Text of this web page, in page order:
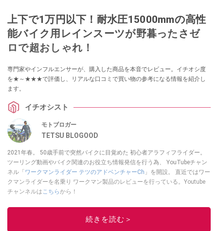
上下で1万円以下！耐水圧15000mmの高性
能バイク用レインスーツが野暮ったさゼ
ロで超おしゃれ！
専門家やインフルエンサーが、購入した商品を本音でレビュー。イチオシ度
を★～★★★で評価し、リアルな口コミで買い物の参考になる情報を紹介し
ます。
イチオシスト
モトブロガー
TETSU BLOGOOD
2021年春。 50歳手前で突然バイクに目覚めた 初心者アラフィフライダー。
ツーリング動画やバイク関連のお役立ち情報発信を行う為、 YouTubeチャン
ネル「 ワークマンライダー テツのアドベンチャーCh 」を開設。 直近ではワー
クマンライダーを名乗り ワークマン製品のレビューを行っている。Youtube
チャンネルはこちらから！
このイチオシストの他の記事を読む
続きを読む＞